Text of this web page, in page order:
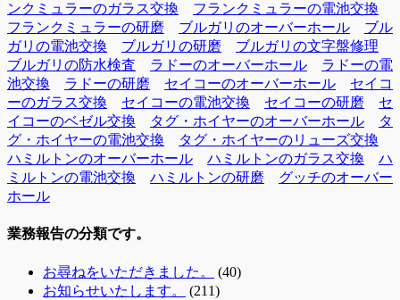
ンクミュラーのガラス交換
フランクミュラーの電池交換
フランクミュラーの研磨
ブルガリのオーバーホール
ブル
ガリの電池交換
ブルガリの研磨
ブルガリの文字盤修理
ブルガリの防水検査
ラドーのオーバーホール
ラドーの電
池交換
ラドーの研磨 セイコーのオーバーホール
セイコ
ーのガラス交換
セイコーの電池交換 セイコーの研磨
セ
イコーのベゼル交換
タグ・ホイヤーのオーバーホール
タ
グ・ホイヤーの電池交換
タグ・ホイヤーのリューズ交換
ハミルトンのオーバーホール
ハミルトンのガラス交換
ハ
ミルトンの電池交換
ハミルトンの研磨
グッチのオーバー
ホール
業務報告の分類です。
お尋ねをいただきました。
(40)
お知らせいたします。
(211)